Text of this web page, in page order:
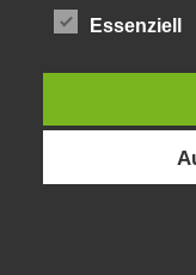
Die
Diese Website
Website stimmst du der
Essenziell